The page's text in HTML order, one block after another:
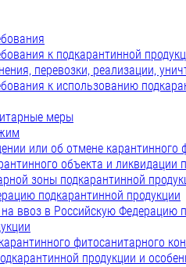
к подкарантинной
перевозки, реализации,
к использованию
меры
или об отмене карантинного
объекта и ликвидации
зоны подкарантинной
подкарантинной продукции
ввоз в Российскую
фитосанитарного
продукции и